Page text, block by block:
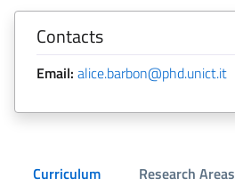
Contacts
Email: alice.barbon@phd.unict.it
Curriculum Research Areas